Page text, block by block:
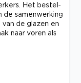
Het bestel-
de samenwerking
de glazen en
naar voren als